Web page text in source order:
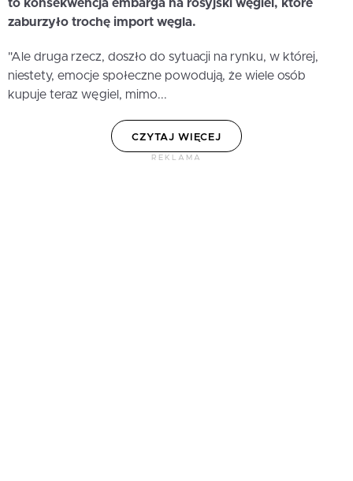
to konsekwencja embarga na rosyjski węgiel, które
zaburzyło trochę import węgla.
"Ale druga rzecz, doszło do sytuacji na rynku, w której,
niestety, emocje społeczne powodują, że wiele osób
kupuje teraz węgiel, mimo...
CZYTAJ WIĘCEJ
REKLAMA